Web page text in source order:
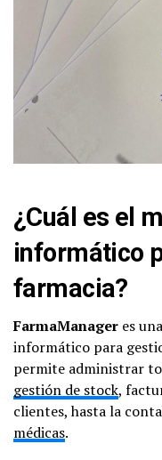
¿Cuál es el
informático
farmacia?
FarmaManager es
informático para
permite administrar
gestión de stock,
clientes, hasta la
médicas.